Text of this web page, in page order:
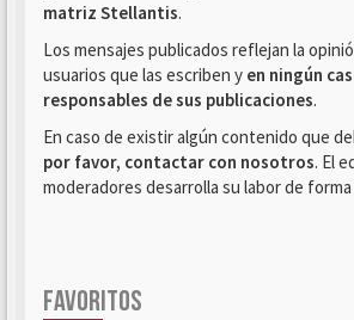
matriz Stellantis.
Los mensajes publicados reflejan la
usuarios que las escriben y en ningún
responsables de sus publicaciones.
En caso de existir algún contenido que
por favor, contactar con nosotros. El
moderadores desarrolla su labor de
FAVORITOS